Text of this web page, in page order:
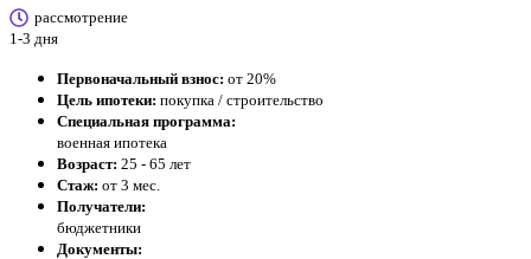
рассмотрение
1-3 дня
Первоначальный взнос: от 20%
Цель ипотеки: покупка / строительство
Специальная программа:
военная ипотека
Возраст: 25 - 65 лет
Стаж: от 3 мес.
Получатели:
бюджетники
Документы: